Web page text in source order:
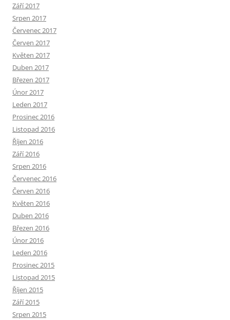
Září 2017
Srpen 2017
Červenec 2017
Červen 2017
Květen 2017
Duben 2017
Březen 2017
Únor 2017
Leden 2017
Prosinec 2016
Listopad 2016
Říjen 2016
Září 2016
Srpen 2016
Červenec 2016
Červen 2016
Květen 2016
Duben 2016
Březen 2016
Únor 2016
Leden 2016
Prosinec 2015
Listopad 2015
Říjen 2015
Září 2015
Srpen 2015